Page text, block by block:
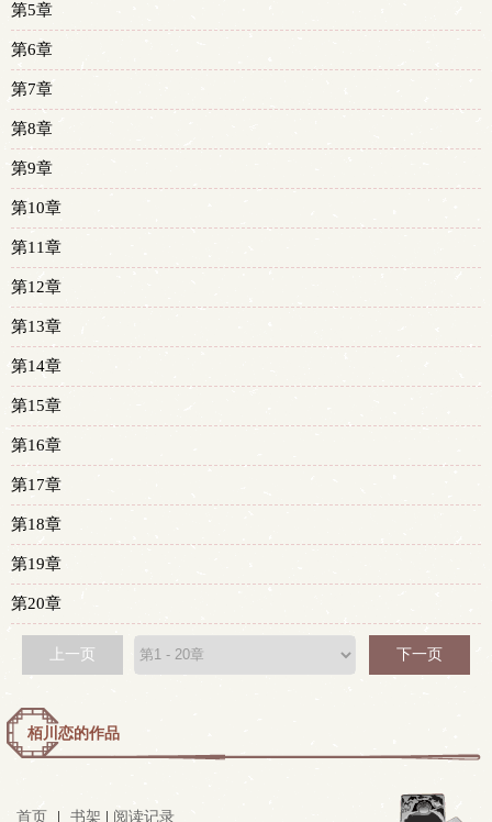
第5章
第6章
第7章
第8章
第9章
第10章
第11章
第12章
第13章
第14章
第15章
第16章
第17章
第18章
第19章
第20章
上一页 下一页
栢川恋的作品
首页 书架 阅读记录